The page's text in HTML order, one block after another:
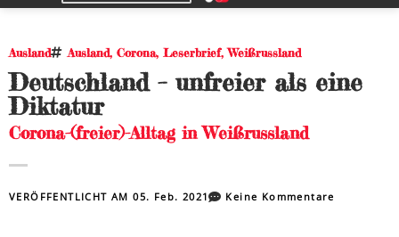
Ausland Ausland, Corona, Leserbrief,Weißrussland
Deutschland – unfreier als eine
Diktatur
Corona-(freier)-Alltag in Weißrussland
VERÖFFENTLICHT AM05. Feb. 2021 Keine Kommentare